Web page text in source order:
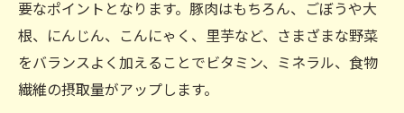
要なポイントとなります。豚肉はもちろん、ごぼうや大
根、にんじん、こんにゃく、里芋など、さまざまな野菜
をバランスよく加えることでビタミン、ミネラル、食物
繊維の摂取量がアップします。